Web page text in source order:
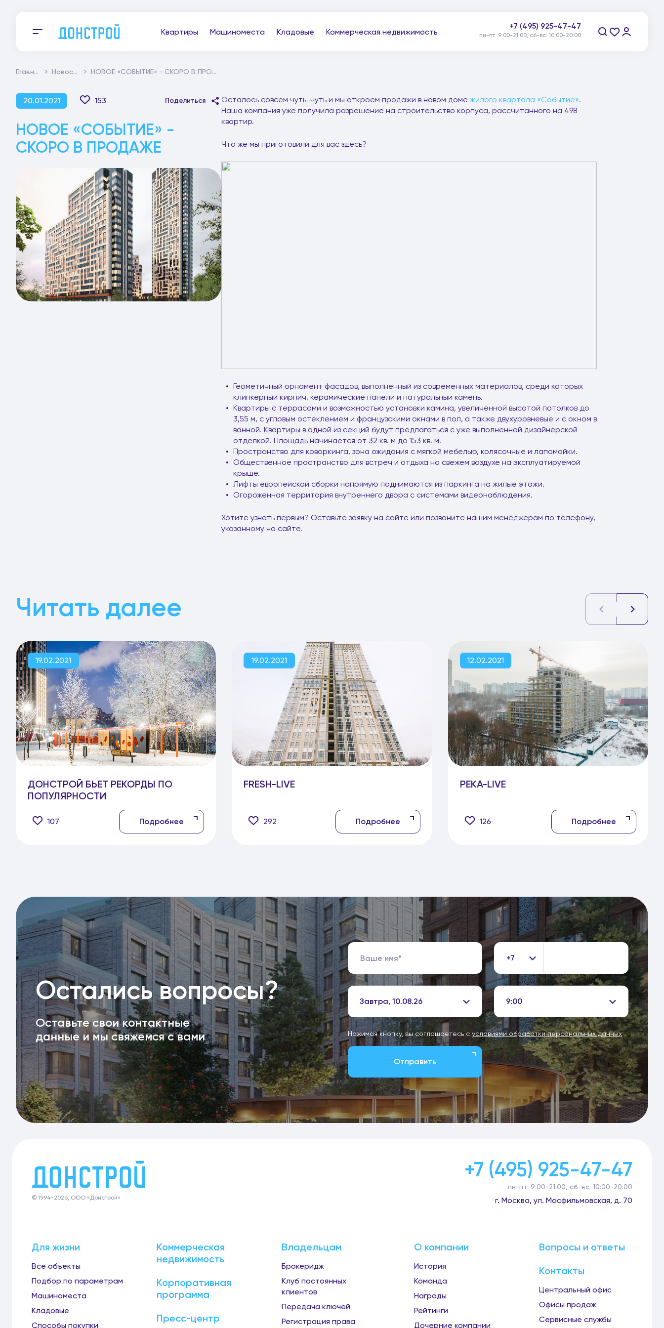
Квартиры Машиноместа Кладовые Коммерческая недвижимость
+7 (495) 925-47-47
пн-пт: 9:00-21:00, сб-вс: 10:00-20:00
Главная Новости НОВОЕ «СОБЫТИЕ» - СКОРО В ПРОДАЖЕ
20.01.2021 153 Поделиться
НОВОЕ «СОБЫТИЕ» -
СКОРО В ПРОДАЖЕ
Осталось совсем чуть-чуть и мы откроем продажи в новом доме жилого квартала «Событие».
Наша компания уже получила разрешение на строительство корпуса, рассчитанного на 498
квартир.
Что же мы приготовили для вас здесь?
Геометичный орнамент фасадов, выполненный из современных материалов, среди которых
клинкерный кирпич, керамические панели и натуральный камень.
Квартиры с террасами и возможностью установки камина, увеличенной высотой потолков до
3,55 м, с угловым остеклением и французскими окнами в пол, а также двухуровневые и с окном в
ванной. Квартиры в одной из секций будут предлагаться с уже выполненной дизайнерской
отделкой. Площадь начинается от 32 кв. м до 153 кв. м.
Пространство для коворкинга, зона ожидания с мягкой мебелью, колясочные и лапомойки.
Общественное пространство для встреч и отдыха на свежем воздухе на эксплуатируемой
крыше.
Лифты европейской сборки напрямую поднимаются из паркинга на жилые этажи.
Огороженная территория внутреннего двора с системами видеонаблюдения.
Хотите узнать первым? Оставьте заявку на сайте или позвоните нашим менеджерам по телефону,
указанному на сайте.
Читать далее
19.02.2021
ДОНСТРОЙ БЬЕТ РЕКОРДЫ ПО
ПОПУЛЯРНОСТИ
107 Подробнее
19.02.2021
FRESH-LIVE
292 Подробнее
12.02.2021
РЕКА-LIVE
126 Подробнее
Остались вопросы?
Оставьте свои контактные
данные и мы свяжемся с вами
+7
Завтра, 10.08.26 9:00
Нажимая кнопку, вы соглашаетесь с условиями обработки персональных данных
Отправить
© 1994-2026, ООО «Донстрой»
+7 (495) 925-47-47
пн-пт: 9:00-21:00, сб-вс: 10:00-20:00
г. Москва, ул. Мосфильмовская, д. 70
Для жизни
Все объекты
Подбор по параметрам
Машиноместа
Кладовые
Способы покупки
Коммерческая
недвижимость
Корпоративная
программа
Пресс-центр
Владельцам
Брокеридж
Клуб постоянных
клиентов
Передача ключей
Регистрация права
О компании
История
Команда
Награды
Рейтинги
Дочерние компании
Вопросы и ответы
Контакты
Центральный офис
Офисы продаж
Сервисные службы